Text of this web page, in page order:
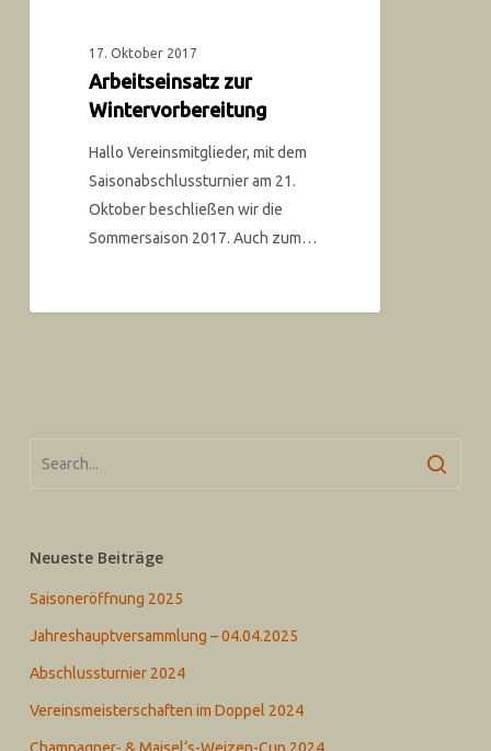
17. Oktober 2017
Arbeitseinsatz zur
Wintervorbereitung
Hallo Vereinsmitglieder, mit dem
Saisonabschlussturnier am 21.
Oktober beschließen wir die
Sommersaison 2017. Auch zum…
Neueste Beiträge
Saisoneröffnung 2025
Jahreshauptversammlung – 04.04.2025
Abschlussturnier 2024
Vereinsmeisterschaften im Doppel 2024
Champagner- & Maisel‘s-Weizen-Cup 2024